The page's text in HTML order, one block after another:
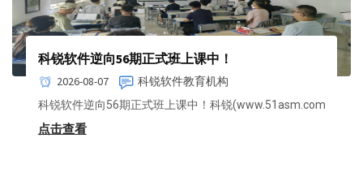
科锐软件逆向56期正式班上课中！
2026-08-07 科锐软件教育机构
科锐软件逆向56期正式班上课中！科锐(www.51asm.com)创办
点击查看